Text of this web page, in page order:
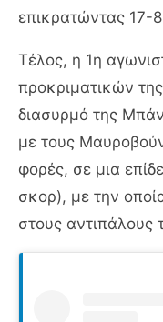
επικρατώντας 17-
Τέλος, η 1η
προκριματικών
διασυρμό της
με τους
φορές, σε μια
σκορ), με την
στους αντιπάλους